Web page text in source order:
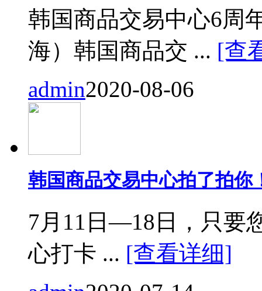
韩国商品交易中心6周
海）韩国商品交 ... [查
admin2020-08-06
韩国商品交易中心拍了拍你
7月11日—18日，只要
心打卡 ... [查看详细]